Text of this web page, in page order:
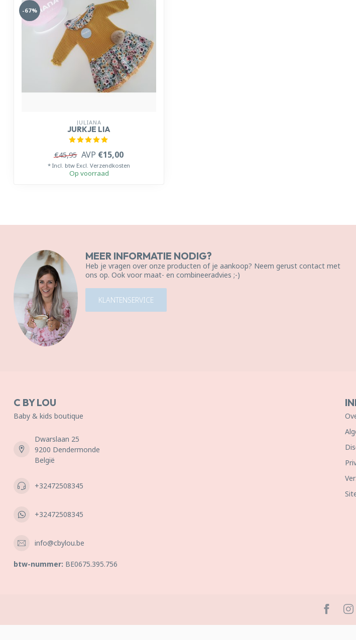
-67%
JULIANA
JURKJE LIA
€45,95 AVP €15,00
* Incl. btw Excl. Verzendkosten
Op voorraad
MEER INFORMATIE NODIG?
Heb je vragen over onze producten of je aankoop? Neem gerust contact met
ons op. Ook voor maat- en combineeradvies ;-)
KLANTENSERVICE
C BY LOU
Baby & kids boutique
Dwarslaan 25
9200 Dendermonde
België
+32472508345
+32472508345
info@cbylou.be
btw-nummer: BE0675.395.756